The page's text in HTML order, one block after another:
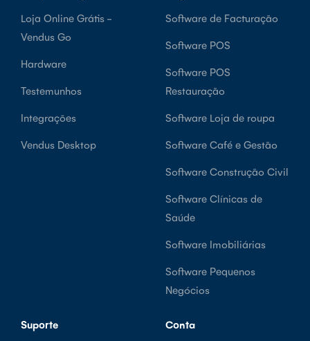
Loja Online Grátis -
Vendus Go
Hardware
Testemunhos
Integrações
Vendus Desktop
Software de Facturação
Software POS
Software POS
Restauração
Software Loja de roupa
Software Café e Gestão
Software Construção Civil
Software Clínicas de
Saúde
Software Imobiliárias
Software Pequenos
Negócios
Suporte
Conta